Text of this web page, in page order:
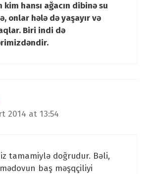
kim hansı ağacın dibinə su
onlar hələ də yaşayır və
Biri indi də
2014 at 13:54
tamamiylə doğrudur. Bəli,
baş məşqçiliyi